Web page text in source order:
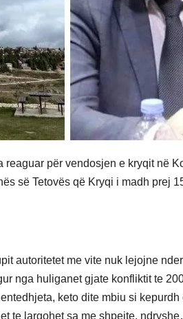
reaguar për vendosjen e kryqit në
së Tetovës që Kryqi i madh prej
autoritetet me vite nuk lejojne
nga huliganet gjate konfliktit te
keto dite mbiu si
te largohet sa me shpejte,